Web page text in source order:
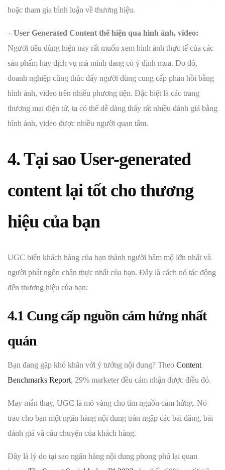
hoặc tham gia bình luận về thương hiệu.
– User Generated Content thể hiện qua hình ảnh, video:
Người tiêu dùng hiện nay rất muốn xem hình ảnh thực tế của các
sản phẩm hay dịch vụ mà mình đang có ý định mua. Do đó,
doanh nghiệp cũng thúc đẩy người dùng cung cấp phản hồi bằng
hình ảnh, video trên nhiều phương tiện. Đặc biệt là các trang
thương mại điện tử, ta có thể dễ dàng thấy rất nhiều đánh giá bằng
hình ảnh, video được nhiều người quan tâm.
4. Tại sao User-generated
content lại tốt cho thương
hiệu của bạn
UGC biến khách hàng của bạn thành người hâm mộ lớn nhất và
người phát ngôn chân thực nhất của bạn. Đây là cách nó tác động
đến thương hiệu của bạn:
4.1 Cung cấp nguồn cảm hứng nhất
quán
Bạn đang gặp khó khăn với ý tưởng nội dung? Theo Content
Benchmarks Report, 29% marketer đều cảm nhận được điều đó.
May mắn thay, UGC là mỏ vàng cho tìm nguồn cảm hứng. Nó
trao cho bạn một ngân hàng nội dung tràn ngập các bài đăng, bài
đánh giá và câu chuyện của khách hàng.
Đây là lý do tại sao ngân hàng nội dung phong phú lại quan